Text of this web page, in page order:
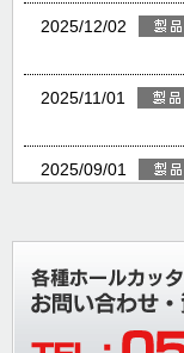
2025/12/02
2025/11/01
2025/09/01
2025/08/06